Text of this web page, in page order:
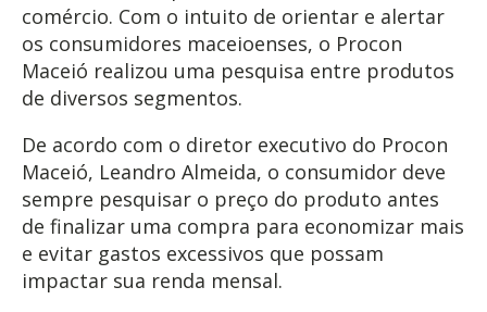
comércio. Com o intuito de orientar e alertar
os consumidores maceioenses, o Procon
Maceió realizou uma pesquisa entre produtos
de diversos segmentos.
De acordo com o diretor executivo do Procon
Maceió, Leandro Almeida, o consumidor deve
sempre pesquisar o preço do produto antes
de finalizar uma compra para economizar mais
e evitar gastos excessivos que possam
impactar sua renda mensal.